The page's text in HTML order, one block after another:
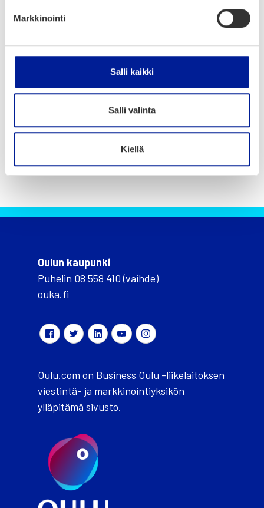
Markkinointi
Salli kaikki
Salli valinta
Kiellä
Kau­pun­ki­kir­jai­met on valet­tu Oulun yli­opis­
tos­sa tut­ki­tus­ta ja kehi­te­tys­tä geo­po­ly­mee­ris­
tä, tut­ta­val­li­sem­min eko­be­to­nis­ta.
Ajankohtaista Oulussa
Oulun kaupunki
Puhelin 08 558 410 (vaihde)
ouka.fi
Oulu.com on Business Oulu -liikelaitoksen
viestintä- ja markkinointiyksikön
ylläpitämä sivusto.